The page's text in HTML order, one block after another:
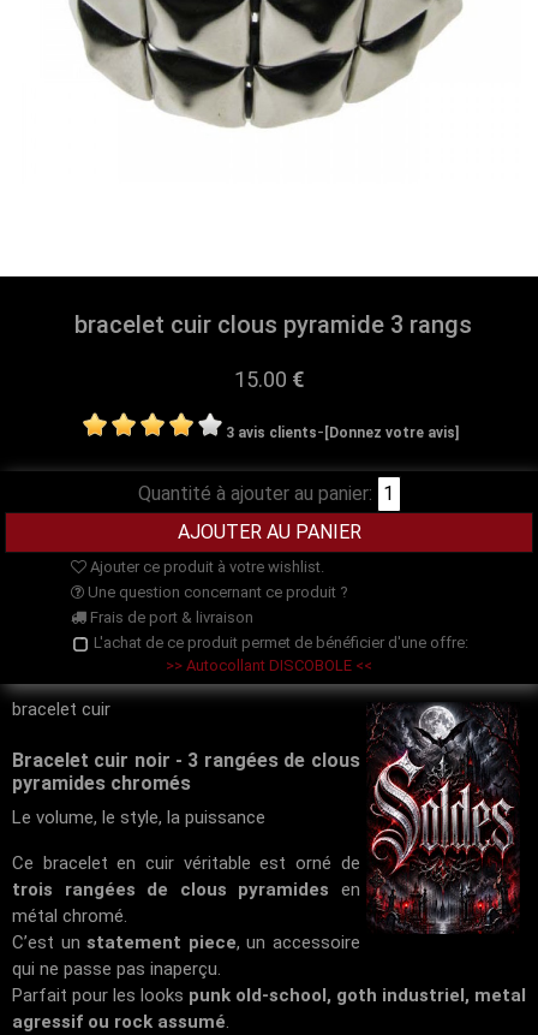
bracelet cuir clous pyramide 3 rangs
15.00 €
3 avis clients- [Donnez votre avis]
Quantité à ajouter au panier:
Ajouter ce produit à votre wishlist.
Une question concernant ce produit ?
Frais de port & livraison
L'achat de ce produit permet de bénéficier d'une offre:
>> Autocollant DISCOBOLE <<
bracelet cuir
Bracelet cuir noir - 3 rangées de clous
pyramides chromés
Le volume, le style, la puissance
Ce bracelet en cuir véritable est orné de
trois rangées de clous pyramides en
métal chromé.
C’est unstatement piece, un accessoire
qui ne passe pas inaperçu.
Parfait pour les looks punk old-school, goth industriel, metal
agressif ou rock assumé.